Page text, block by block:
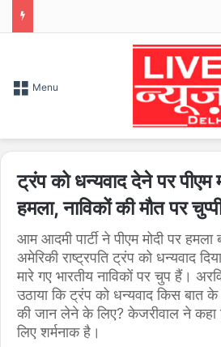
Menu
ट्रंप को धन्यवाद देने पर पीएम
हमला, नाविकों की मौत पर
आम आदमी पार्टी ने पीएम मोदी पर
अमेरिकी राष्ट्रपति ट्रंप को धन्यवाद
मारे गए भारतीय नाविकों पर चुप हैं।
उठाया कि ट्रंप को धन्यवाद किस बात के
की जान लेने के लिए? केजरीवाल ने
लिए शर्मनाक है।